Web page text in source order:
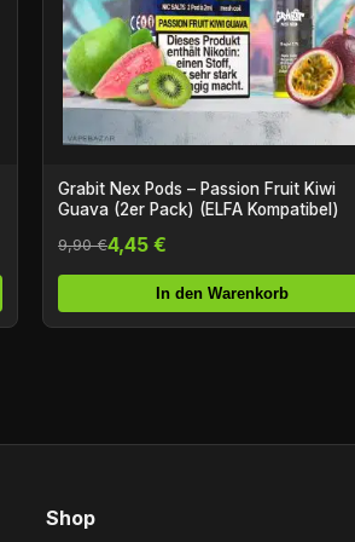
Grabit Nex Pods – Passion Fruit Kiwi
Guava (2er Pack) (ELFA Kompatibel)
9,90 €4,45 €
In den Warenkorb
Shop